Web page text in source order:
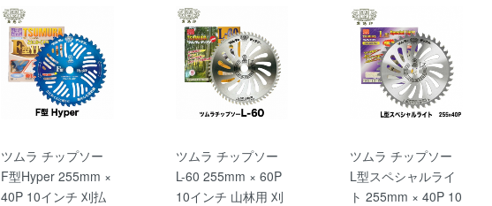
ツムラ チップソー
F型Hyper 255mm ×
40P 10インチ 刈払
ツムラ チップソー
L-60 255mm × 60P
10インチ 山林用 刈
ツムラ チップソー
L型スペシャルライ
ト 255mm × 40P 10